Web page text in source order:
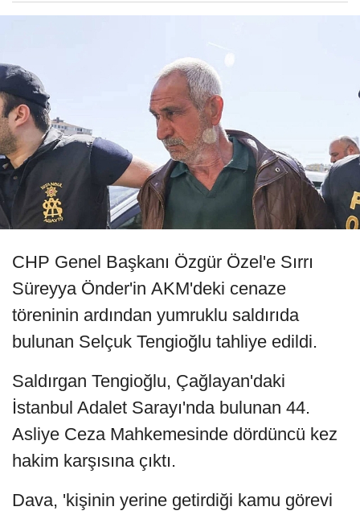
CHP Genel Başkanı Özgür Özel'e Sırrı
Süreyya Önder'in AKM'deki cenaze
töreninin ardından yumruklu saldırıda
bulunan Selçuk Tengioğlu tahliye edildi.
Saldırgan Tengioğlu, Çağlayan'daki
İstanbul Adalet Sarayı'nda bulunan 44.
Asliye Ceza Mahkemesinde dördüncü kez
hakim karşısına çıktı.
Dava, 'kişinin yerine getirdiği kamu görevi